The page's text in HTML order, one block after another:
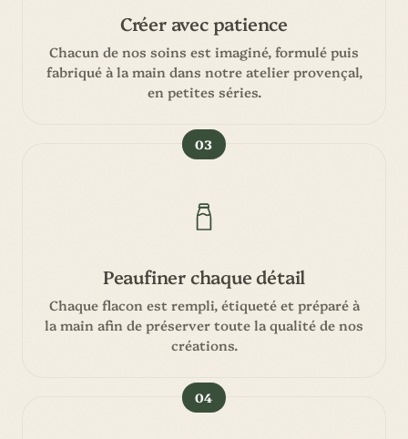
Créer avec patience
Chacun de nos soins est imaginé, formulé puis
fabriqué à la main dans notre atelier provençal,
en petites séries.
03
Peaufiner chaque détail
Chaque flacon est rempli, étiqueté et préparé à
la main afin de préserver toute la qualité de nos
créations.
04